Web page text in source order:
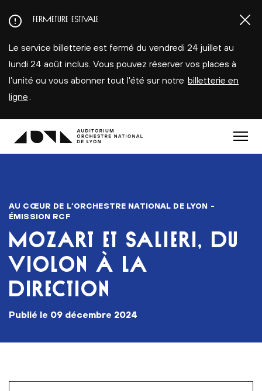
au
principal
FERMETURE ESTIVALE
Le service billetterie est fermé du vendredi 24 juillet au
lundi 24 août inclus. Vous pouvez réserver vos places à
l’unité ou vous abonner tout l'été sur notre billetterie en
ligne
Menu
AU CŒUR DE L’ORCHESTRE NATIONAL DE LYON -
ÉMISSION RCF
MOZART ET SALIERI, DU
VIOLON À LA
DIRECTION
publié le 09 décembre 2024